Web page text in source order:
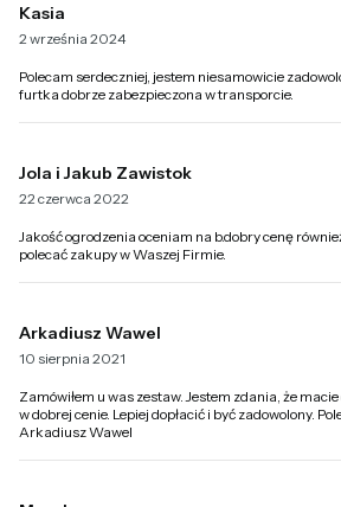
Kasia
2 września 2024
Polecam serdeczniej, jestem niesamowicie
furtka dobrze zabezpieczona w transporcie.
Jola i Jakub Zawistok
22 czerwca 2022
Jakość ogrodzenia oceniam na b.dobry cenę
polecać zakupy w Waszej Firmie.
Arkadiusz Wawel
10 sierpnia 2021
Zamówiłem u was zestaw. Jestem zdania, że
w dobrej cenie. Lepiej dopłacić i być zadowolony.
Arkadiusz Wawel